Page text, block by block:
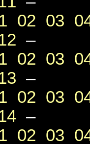
02 03
–
02 03
–
02 03
–
02 03